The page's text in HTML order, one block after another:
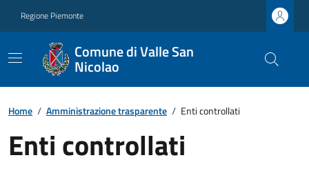
Regione Piemonte
Comune di Valle San
Nicolao
Home / Amministrazione trasparente / Enti controllati
Enti controllati